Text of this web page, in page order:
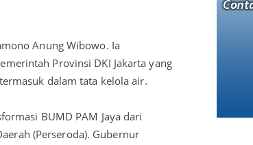
Anung Wibowo. Ia
Provinsi DKI Jakarta yang
dalam tata kelola air.
BUMD PAM Jaya dari
(Perseroda). Gubernur